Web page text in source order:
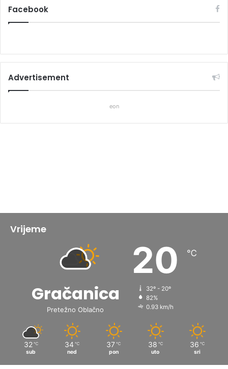
Facebook
Advertisement
eon
Vrijeme
Gračanica
Pretežno Oblačno
20 ℃
32º - 20º
82%
0.93 km/h
32 ℃
sub
34 ℃
ned
37 ℃
pon
38 ℃
uto
36 ℃
sri